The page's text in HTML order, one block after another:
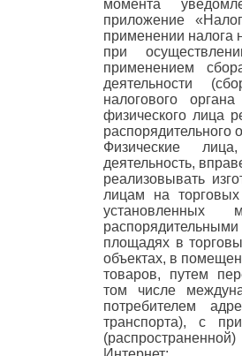
момента
приложение
применении налога
при
применением
деятельности
налогового
физического лица
распорядительного
Физические
деятельность,
реализовывать
лицам на
установленных
площадях в
объектах, в
товаров, путем
том числе
потребителем
транспорта), с